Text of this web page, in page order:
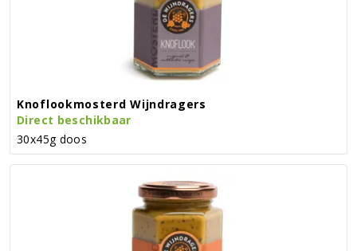
Knoflookmosterd Wijndragers
Direct beschikbaar
30x45g doos